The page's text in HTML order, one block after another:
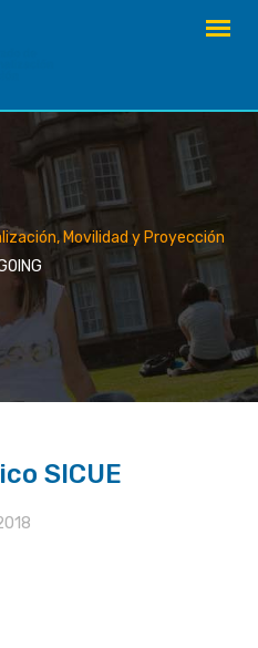
Movilidad y Proyección
SICUE